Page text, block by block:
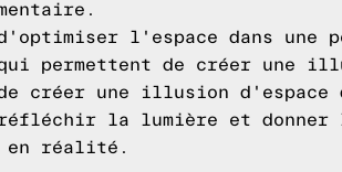
l'espace dans une
permettent de créer une
créer une illusion d'espace
la lumière et
réalité.